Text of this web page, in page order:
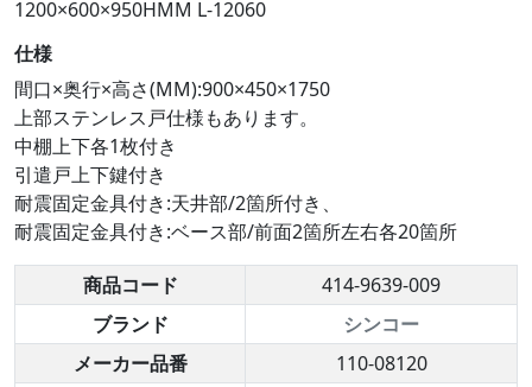
1200×600×950HMM L-12060
仕様
間口×奥行×高さ(MM):900×450×1750
上部ステンレス戸仕様もあります。
中棚上下各1枚付き
引遣戸上下鍵付き
耐震固定金具付き:天井部/2箇所付き、
耐震固定金具付き:ベース部/前面2箇所左右各20箇所
商品コード
414-9639-009
ブランド
シンコー
メーカー品番
110-08120